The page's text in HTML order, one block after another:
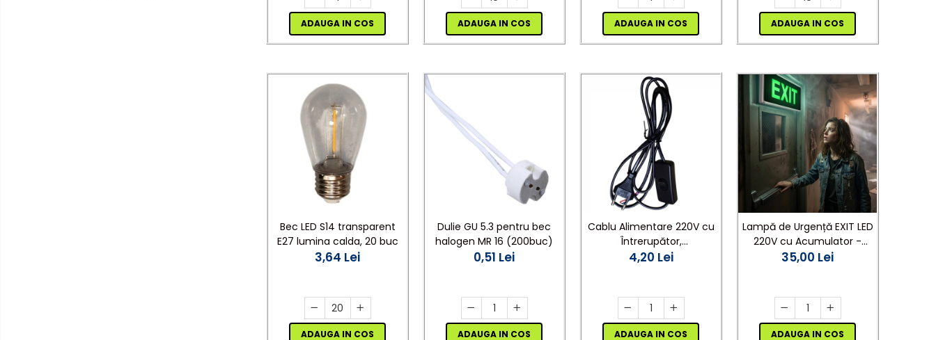
ADAUGA IN COS ADAUGA IN COS ADAUGA IN COS ADAUGA IN COS
Bec LED S14 transparent
E27 lumina calda, 20 buc
3,64 Lei
ADAUGA IN COS
Dulie GU 5.3 pentru bec
halogen MR 16 (200buc)
0,51 Lei
ADAUGA IN COS
Cablu Alimentare 220V cu
Întrerupător,
Negru,Stecher Plat, 1.5m, 2
4,20 Lei
ADAUGA IN COS
Lampă de Urgență EXIT LED
220V cu Acumulator -
Autonomie 120 Minute,
35,00 Lei
ADAUGA IN COS